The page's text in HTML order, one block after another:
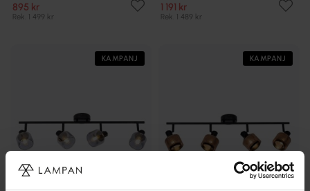
895 kr
Rek. 1 499 kr
1 191 kr
Rek. 1 489 kr
KAMPANJ KAMPANJ